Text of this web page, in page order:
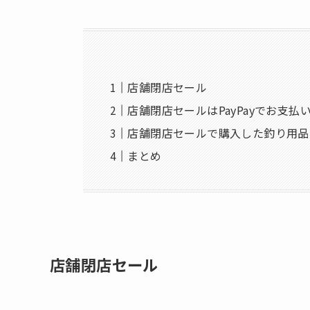
店舗閉店セール
店舗閉店セールはPayPayでお支払
店舗閉店セールで購入した釣り用品
まとめ
店舗閉店セール